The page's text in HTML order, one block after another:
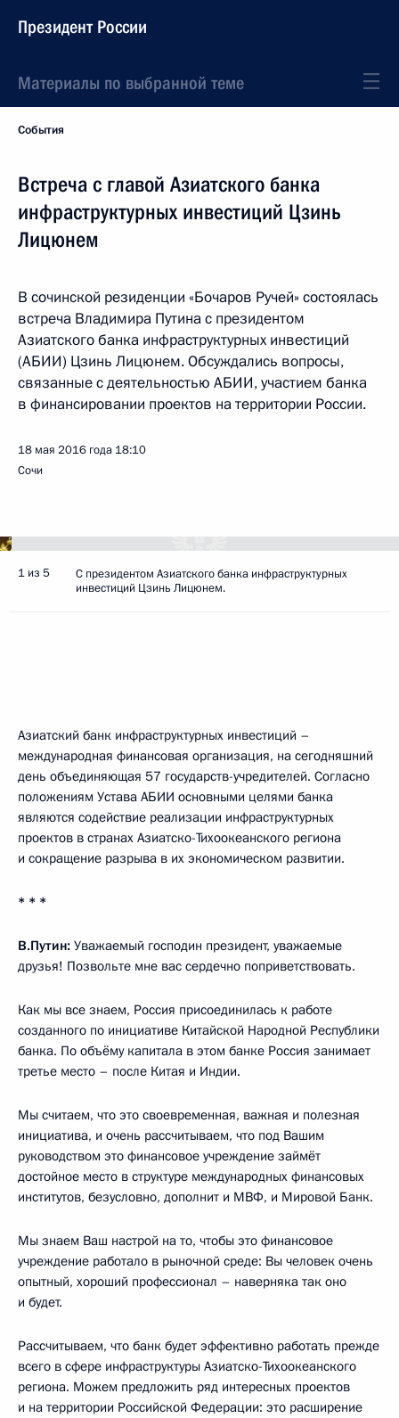
Президент России
Материалы по выбранной теме
События
Встреча с главой Азиатского банка
инфраструктурных инвестиций Цзинь
Лицюнем
В сочинской резиденции «Бочаров Ручей» состоялась
встреча Владимира Путина с президентом
Азиатского банка инфраструктурных инвестиций
(АБИИ) Цзинь Лицюнем. Обсуждались вопросы,
связанные с деятельностью АБИИ, участием банка
в финансировании проектов на территории России.
18 мая 2016 года 18:10
Сочи
1 из 5
С президентом Азиатского банка инфраструктурных
инвестиций Цзинь Лицюнем.
Азиатский банк инфраструктурных инвестиций –
международная финансовая организация, на сегодняшний
день объединяющая 57 государств-учредителей. Согласно
положениям Устава АБИИ основными целями банка
являются содействие реализации инфраструктурных
проектов в странах Азиатско-Тихоокеанского региона
и сокращение разрыва в их экономическом развитии.
* * *
В.Путин: Уважаемый господин президент, уважаемые
друзья! Позвольте мне вас сердечно поприветствовать.
Как мы все знаем, Россия присоединилась к работе
созданного по инициативе Китайской Народной Республики
банка. По объёму капитала в этом банке Россия занимает
третье место – после Китая и Индии.
Мы считаем, что это своевременная, важная и полезная
инициатива, и очень рассчитываем, что под Вашим
руководством это финансовое учреждение займёт
достойное место в структуре международных финансовых
институтов, безусловно, дополнит и МВФ, и Мировой Банк.
Мы знаем Ваш настрой на то, чтобы это финансовое
учреждение работало в рыночной среде: Вы человек очень
опытный, хороший профессионал – наверняка так оно
и будет.
Рассчитываем, что банк будет эффективно работать прежде
всего в сфере инфраструктуры Азиатско-Тихоокеанского
региона. Можем предложить ряд интересных проектов
и на территории Российской Федерации: это расширение